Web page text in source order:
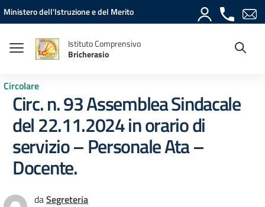
Vai ai contenuti
Vai al menu di navigazione
Vai al footer
Ministero dell'Istruzione e del Merito
Istituto Comprensivo
Bricherasio
Circolare
Circ. n. 93 Assemblea Sindacale
del 22.11.2024 in orario di
servizio – Personale Ata –
Docente.
daSegreteria